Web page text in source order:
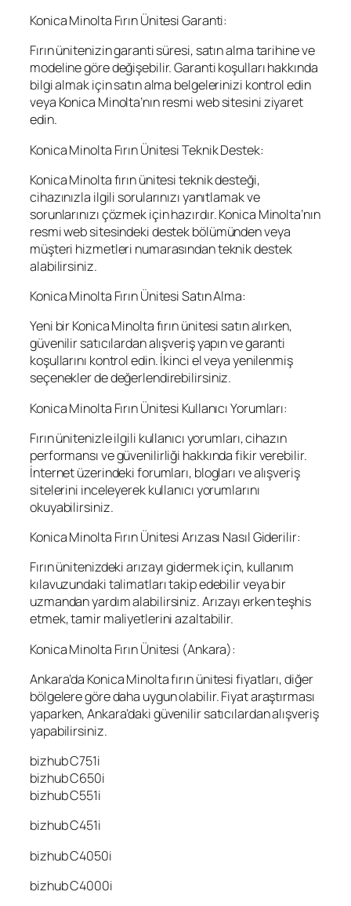
Konica Minolta Fırın Ünitesi Garanti:
Fırın ünitenizin garanti süresi, satın alma tarihine ve
modeline göre değişebilir. Garanti koşulları hakkında
bilgi almak için satın alma belgelerinizi kontrol edin
veya Konica Minolta’nın resmi web sitesini ziyaret
edin.
Konica Minolta Fırın Ünitesi Teknik Destek:
Konica Minolta fırın ünitesi teknik desteği,
cihazınızla ilgili sorularınızı yanıtlamak ve
sorunlarınızı çözmek için hazırdır. Konica Minolta’nın
resmi web sitesindeki destek bölümünden veya
müşteri hizmetleri numarasından teknik destek
alabilirsiniz.
Konica Minolta Fırın Ünitesi Satın Alma:
Yeni bir Konica Minolta fırın ünitesi satın alırken,
güvenilir satıcılardan alışveriş yapın ve garanti
koşullarını kontrol edin. İkinci el veya yenilenmiş
seçenekler de değerlendirebilirsiniz.
Konica Minolta Fırın Ünitesi Kullanıcı Yorumları:
Fırın ünitenizle ilgili kullanıcı yorumları, cihazın
performansı ve güvenilirliği hakkında fikir verebilir.
İnternet üzerindeki forumları, blogları ve alışveriş
sitelerini inceleyerek kullanıcı yorumlarını
okuyabilirsiniz.
Konica Minolta Fırın Ünitesi Arızası Nasıl Giderilir:
Fırın ünitenizdeki arızayı gidermek için, kullanım
kılavuzundaki talimatları takip edebilir veya bir
uzmandan yardım alabilirsiniz. Arızayı erken teşhis
etmek, tamir maliyetlerini azaltabilir.
Konica Minolta Fırın Ünitesi (Ankara):
Ankara’da Konica Minolta fırın ünitesi fiyatları, diğer
bölgelere göre daha uygun olabilir. Fiyat araştırması
yaparken, Ankara’daki güvenilir satıcılardan alışveriş
yapabilirsiniz.
bizhub C751i
bizhub C650i
bizhub C551i
bizhub C451i
bizhub C4050i
bizhub C4000i